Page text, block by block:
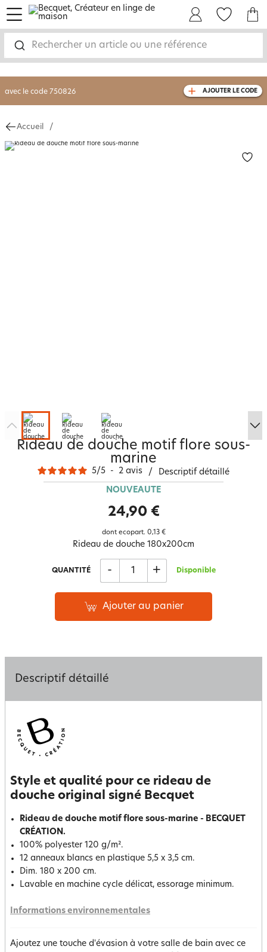
Rechercher un article ou une référence
menu
-30% sur votre commandedès 2 articles
livraison GRATUITEdès 110€ d'achat
avec le code 750826 AJOUTER LE CODE
Accueil
Rideau de douche motif flore sous-
marine
5/5 - 2 avis / Descriptif détaillé
NOUVEAUTÉ
24,90 €
dont ecopart. 0,13 €
Rideau de douche 180x200cm
QUANTITÉ - + Disponible
Ajouter au panier
Descriptif détaillé
Style et qualité pour ce rideau de
douche original signé Becquet
Rideau de douche motif flore sous-marine - BECQUET
CRÉATION.
100% polyester 120 g/m².
12 anneaux blancs en plastique 5,5 x 3,5 cm.
Dim. 180 x 200 cm.
Lavable en machine cycle délicat, essorage minimum.
Informations environnementales
Ajoutez une touche d'évasion à votre salle de bain avec ce